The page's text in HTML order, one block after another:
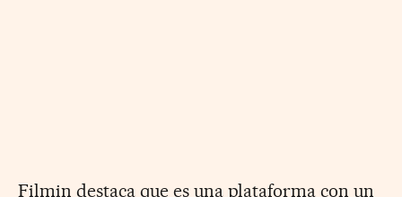
Filmin destaca que es una plataforma con un